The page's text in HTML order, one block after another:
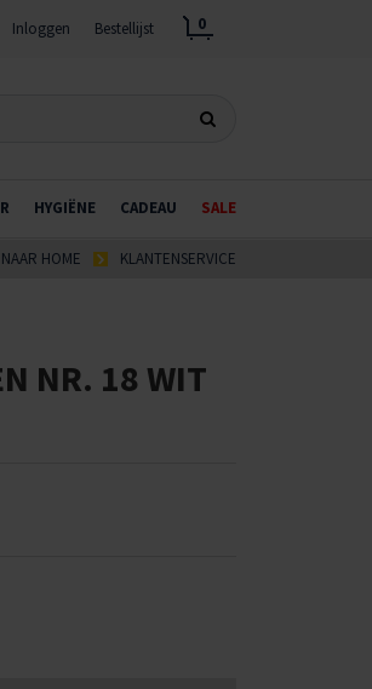
Inloggen Bestellijst 0
HYGIËNE CADEAU SALE
KLANTENSERVICE
HOME
NR. 18 WIT